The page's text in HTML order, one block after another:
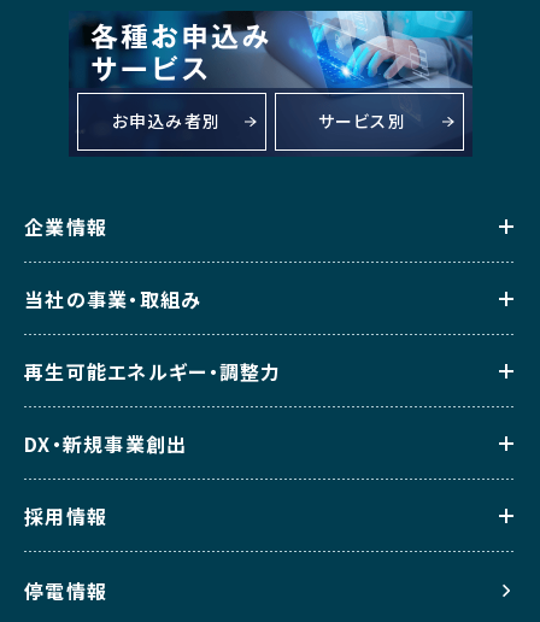
お申込み者別 サービス別
企業情報
当社の事業・取組み
再生可能エネルギー・調整力
DX・新規事業創出
採用情報
停電情報